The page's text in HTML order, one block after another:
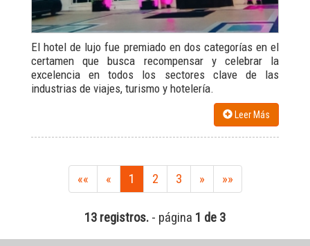
El hotel de lujo fue premiado en dos categorías en el
certamen que busca recompensar y celebrar la
excelencia en todos los sectores clave de las
industrias de viajes, turismo y hotelería.
Leer Más
«« « 1 2 3 » »»
13 registros. - página 1 de 3